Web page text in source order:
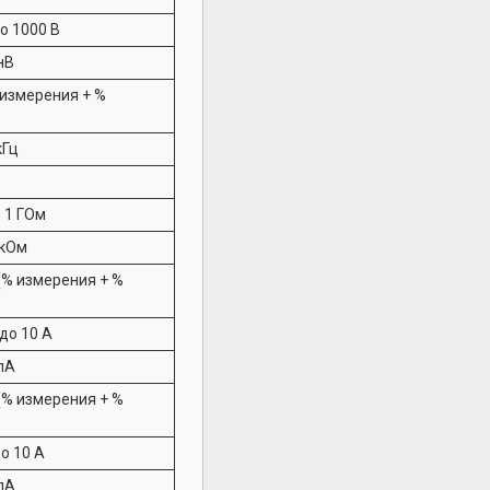
1000 В
+ %
1 ГОм
измерения + %
10 А
измерения + %
10 А